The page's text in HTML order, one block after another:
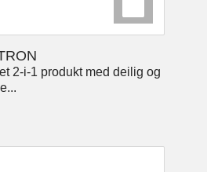
2-i-1 produkt med deilig og